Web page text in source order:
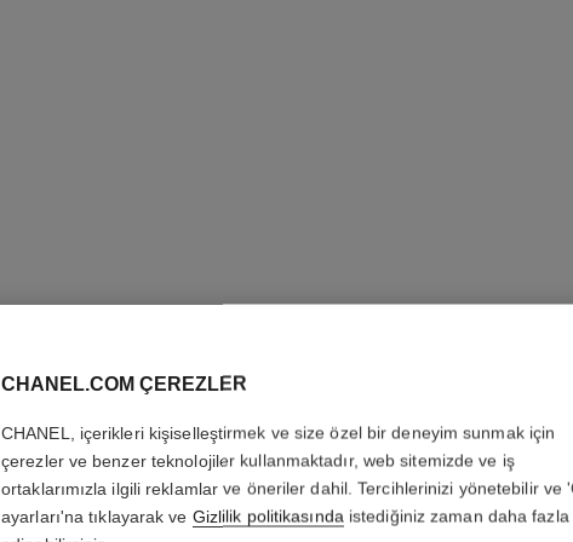
PARIS -
Les Eaux de
Daha fazla ayrıntı
CHANEL.COM ÇEREZLER
CHANEL, içerikleri kişiselleştirmek ve size özel bir deneyim sunmak için
çerezler ve benzer teknolojiler kullanmaktadır, web sitemizde ve iş
ortaklarımızla ilgili reklamlar ve öneriler dahil. Tercihlerinizi yönetebilir ve
ayarları'na tıklayarak ve Gizlilik politikasındaistediğiniz zaman daha fazla